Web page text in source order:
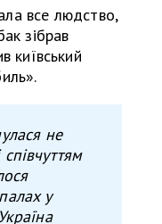
все людство,
зібрав
київський
не
у